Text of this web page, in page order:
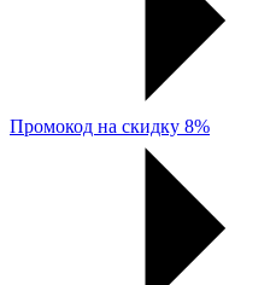
Промокод на скидку 8%